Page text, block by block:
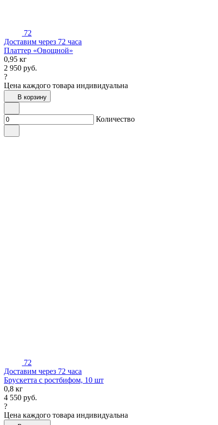
72
Доставим через 72 часа
Платтер «Овощной»
0,95 кг
2 950 руб.
?
Цена каждого товара индивидуальна
В корзину
Количество
72
Доставим через 72 часа
Брускетта с ростбифом, 10 шт
0,8 кг
4 550 руб.
?
Цена каждого товара индивидуальна